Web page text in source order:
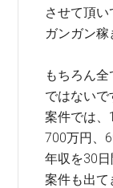
させて頂
ガンガン稼
もちろん
ではないで
案件では
700万円、
年収を30
案件も出て